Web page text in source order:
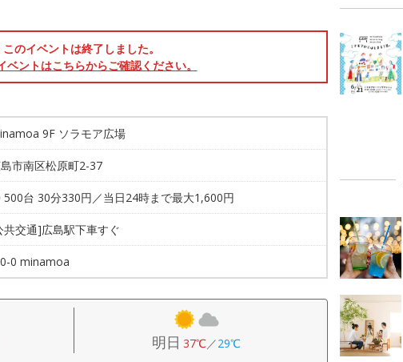
のイベントは終了しました。
ベントはこちらからご確認ください。
9F ソラモア広場
市南区松原町2-37
500台 30分330円／当日24時まで最大1,600円
共交通]広島駅下車すぐ
0 minamoa
明日 37℃／29℃